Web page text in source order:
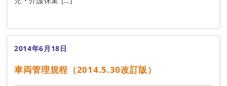
2014年6月18日
車両管理規程（2014.5.30改訂版）